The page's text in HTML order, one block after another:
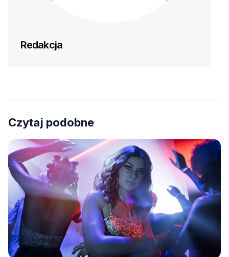
Redakcja
Czytaj podobne